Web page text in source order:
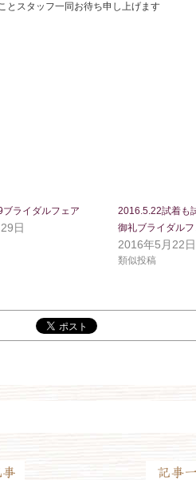
とスタッフ一同お待ち申し上げます
ライダルフェア
日
2016.5.22試着も
御礼ブライダルフ
2016年5月22日
類似投稿